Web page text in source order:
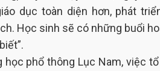
dục toàn diện hơn, phát
Học sinh sẽ có những buổi
học phổ thông Lục Nam, việc